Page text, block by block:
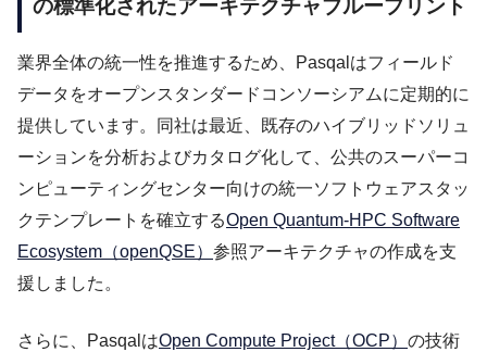
の標準化されたアーキテクチャブループリント
業界全体の統一性を推進するため、Pasqalはフィールド
データをオープンスタンダードコンソーシアムに定期的に
提供しています。同社は最近、既存のハイブリッドソリュ
ーションを分析およびカタログ化して、公共のスーパーコ
ンピューティングセンター向けの統一ソフトウェアスタッ
クテンプレートを確立するOpen Quantum-HPC Software
Ecosystem（openQSE） 参照アーキテクチャの作成を支
援しました。
さらに、PasqalはOpen Compute Project（OCP） の技術